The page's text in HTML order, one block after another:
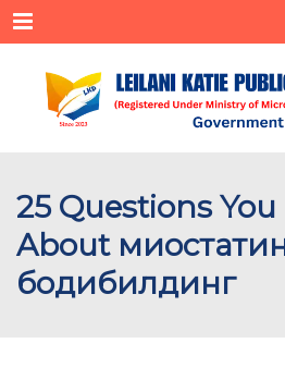
Menu
25 Questions You
About
бодибилдинг